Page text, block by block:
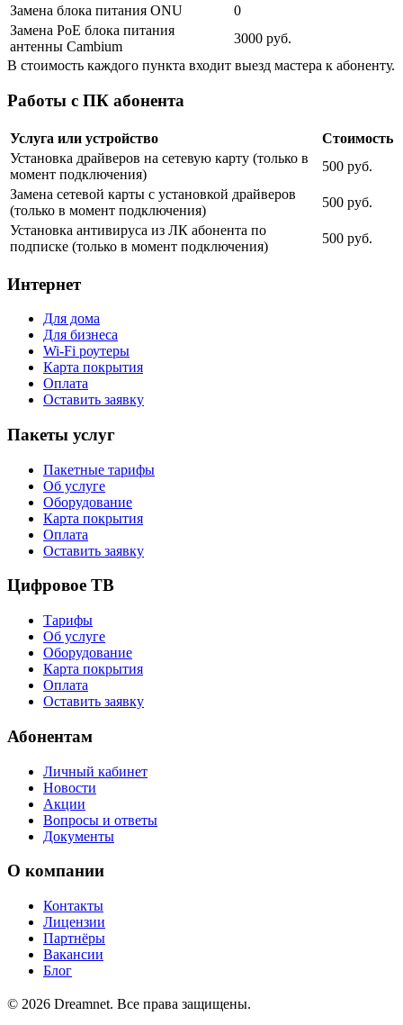
Замена блока питания ONU
0
Замена PoE блока питания
антенны Cambium
3000 руб.
В стоимость каждого пункта входит выезд мастера к абоненту.
Работы с ПК абонента
Услуга или устройство
Стоимость
Установка драйверов на сетевую карту (только в
момент подключения)
500 руб.
Замена сетевой карты с установкой драйверов
(только в момент подключения)
500 руб.
Установка антивируса из ЛК абонента по
подписке (только в момент подключения)
500 руб.
Интернет
Для дома
Для бизнеса
Wi-Fi роутеры
Карта покрытия
Оплата
Оставить заявку
Пакеты услуг
Пакетные тарифы
Об услуге
Оборудование
Карта покрытия
Оплата
Оставить заявку
Цифровое ТВ
Тарифы
Об услуге
Оборудование
Карта покрытия
Оплата
Оставить заявку
Абонентам
Личный кабинет
Новости
Акции
Вопросы и ответы
Документы
О компании
Контакты
Лицензии
Партнёры
Вакансии
Блог
© 2026 Dreamnet. Все права защищены.